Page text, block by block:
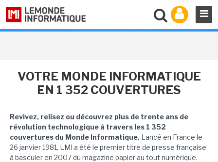
VOTRE MONDE INFORMATIQUE
EN 1 352 COUVERTURES
Revivez, relisez ou découvrez plus de trente ans de
révolution technologique à travers les 1 352
couvertures du Monde Informatique. Lancé en France le
26 janvier 1981, LMI a été le premier titre de presse française
à basculer en 2007 du magazine papier au tout numérique.